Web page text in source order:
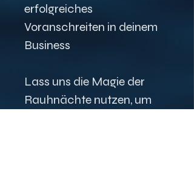
erfolgreiches
Voranschreiten in deinem
Business
Lass uns die Magie der
Rauhnächte nutzen, um